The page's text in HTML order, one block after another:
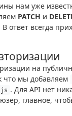
нам уже
PATСH и
ответ всегда
на
что мы добавляем
. Для API нет
главное,